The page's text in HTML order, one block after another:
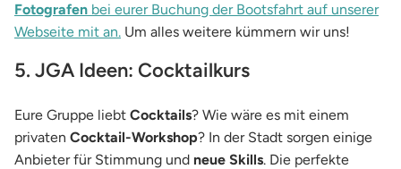
Fotografen bei eurer Buchung der Bootsfahrt auf unserer
Webseite mit an. Um alles weitere kümmern wir uns!
5. JGA Ideen: Cocktailkurs
Eure Gruppe liebt Cocktails? Wie wäre es mit einem
privaten Cocktail-Workshop? In der Stadt sorgen einige
Anbieter für Stimmung und neue Skills. Die perfekte